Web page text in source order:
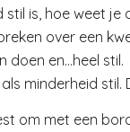
is, hoe weet je
over een
doen en…heel stil.
minderheid
om met een